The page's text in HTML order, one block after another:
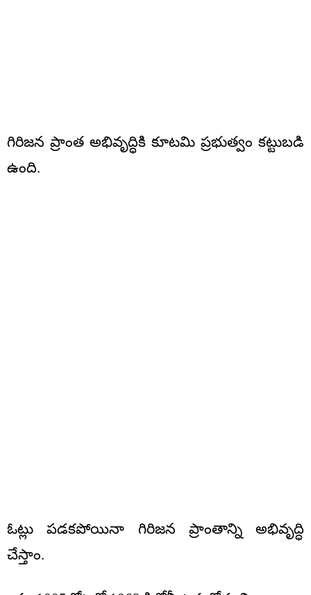
గిరిజన ప్రాంత అభివృద్ధికి కూటమి ప్రభుత్వం కట్టుబడి
ఉంది.
ఓట్లు పడకపోయినా గిరిజన ప్రాంతాన్ని అభివృద్ధి
చేస్తాం.